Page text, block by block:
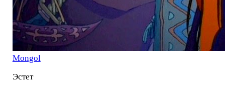
Mоngol
Эстет